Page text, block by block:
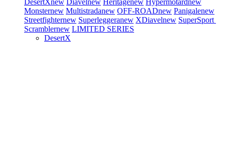
DesertXnew Diavelnew Heritagenew Hypermotardnew
Monsternew Multistradanew OFF-ROADnew Panigalenew
Streetfighternew Superleggeranew XDiavelnew SuperSport
Scramblernew LIMITED SERIES
DesertX